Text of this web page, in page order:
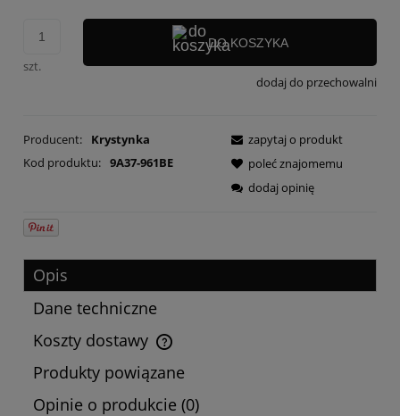
szt.
DO KOSZYKA
dodaj do przechowalni
Producent:
Krystynka
Kod produktu: 9A37-961BE
zapytaj o produkt
poleć znajomemu
dodaj opinię
Opis
Dane techniczne
Koszty dostawy
Cena nie zawiera ewentualnych kosztów płatności
Produkty powiązane
Opinie o produkcie (0)